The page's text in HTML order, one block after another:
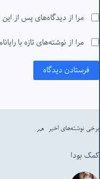
مرا از دیدگاه‌های پس از این
مرا از نوشته‌های تازه با
فرستادن دیدگاه
برخی نوشته‌های اخیر
کمک بودا